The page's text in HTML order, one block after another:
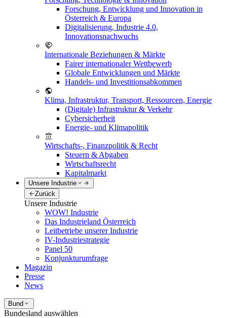
Forschung, Entwicklung und Innovation in
Österreich & Europa
Digitalisierung, Industrie 4.0,
Innovationsnachwuchs
Internationale Beziehungen & Märkte
Fairer internationaler Wettbewerb
Globale Entwicklungen und Märkte
Handels- und Investitionsabkommen
Klima, Infrastruktur, Transport, Ressourcen, Energie
(Digitale) Infrastruktur & Verkehr
Cybersicherheit
Energie- und Klimapolitik
Wirtschafts-, Finanzpolitik & Recht
Steuern & Abgaben
Wirtschaftsrecht
Kapitalmarkt
Unsere Industrie
Zurück
Unsere Industrie
WOW! Industrie
Das Industrieland Österreich
Leitbetriebe unserer Industrie
IV-Industriestrategie
Panel 50
Konjunkturumfrage
Magazin
Presse
News
Bund
Bundesland auswählen